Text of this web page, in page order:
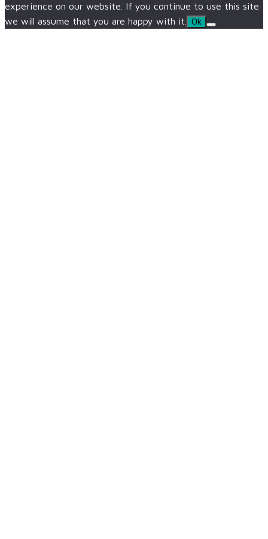
experience on our website. If you continue to use this site
we will assume that you are happy with it.
Ok